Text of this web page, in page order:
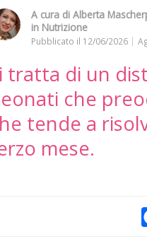
A cura di Alberta
in Nutrizione
Pubblicato il 12/06/2026
tratta di un
che
tende a
mese.